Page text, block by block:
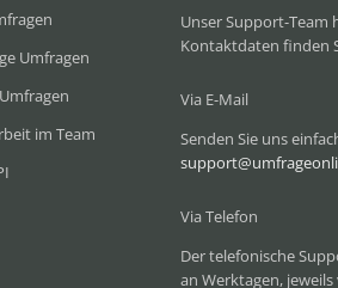
Umfragen
im Team
Unser Support-Team
Kontaktdaten finden
Via E-Mail
Senden Sie uns
Via Telefon
Der telefonische
an Werktagen,